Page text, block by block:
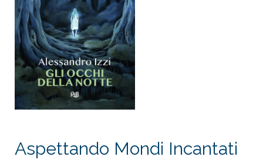
Aspettando Mondi Incantati